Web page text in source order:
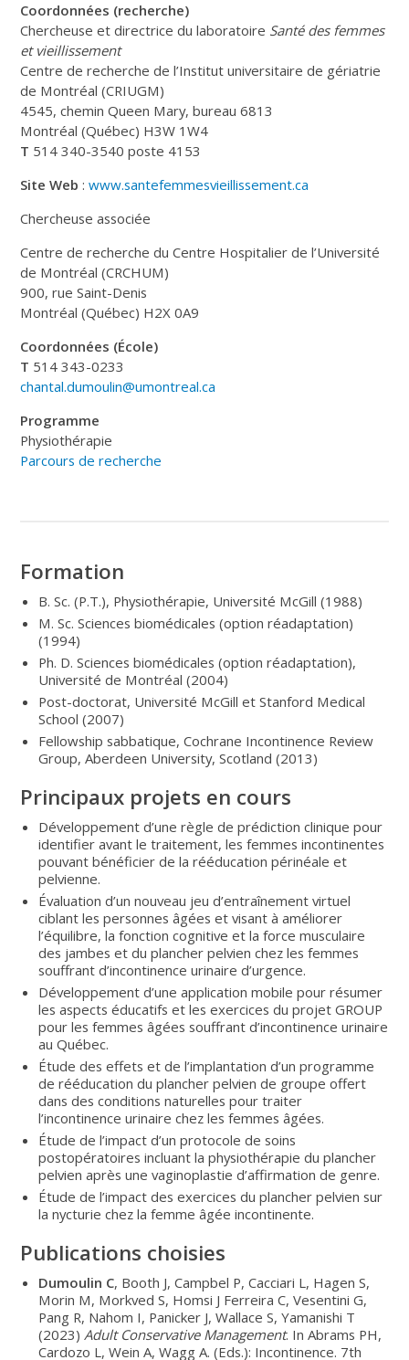
Coordonnées (recherche)
Chercheuse et directrice du laboratoire Santé des femmes
et vieillissement
Centre de recherche de l’Institut universitaire de gériatrie
de Montréal (CRIUGM)
4545, chemin Queen Mary, bureau 6813
Montréal (Québec) H3W 1W4
T 514 340-3540 poste 4153
Site Web :www.santefemmesvieillissement.ca
Chercheuse associée
Centre de recherche du Centre Hospitalier de l’Université
de Montréal (CRCHUM)
900, rue Saint-Denis
Montréal (Québec) H2X 0A9
Coordonnées (École)
T 514 343-0233
chantal.dumoulin@umontreal.ca
Programme
Physiothérapie
Parcours de recherche
Formation
B. Sc. (P.T.), Physiothérapie, Université McGill (1988)
M. Sc. Sciences biomédicales (option réadaptation)
(1994)
Ph. D. Sciences biomédicales (option réadaptation),
Université de Montréal (2004)
Post-doctorat, Université McGill et Stanford Medical
School (2007)
Fellowship sabbatique, Cochrane Incontinence Review
Group, Aberdeen University, Scotland (2013)
Principaux projets en cours
Développement d’une règle de prédiction clinique pour
identifier avant le traitement, les femmes incontinentes
pouvant bénéficier de la rééducation périnéale et
pelvienne.
Évaluation d’un nouveau jeu d’entraînement virtuel
ciblant les personnes âgées et visant à améliorer
l’équilibre, la fonction cognitive et la force musculaire
des jambes et du plancher pelvien chez les femmes
souffrant d’incontinence urinaire d’urgence.
Développement d’une application mobile pour résumer
les aspects éducatifs et les exercices du projet GROUP
pour les femmes âgées souffrant d’incontinence urinaire
au Québec.
Étude des effets et de l’implantation d’un programme
de rééducation du plancher pelvien de groupe offert
dans des conditions naturelles pour traiter
l’incontinence urinaire chez les femmes âgées.
Étude de l’impact d’un protocole de soins
postopératoires incluant la physiothérapie du plancher
pelvien après une vaginoplastie d’affirmation de genre.
Étude de l’impact des exercices du plancher pelvien sur
la nycturie chez la femme âgée incontinente.
Publications choisies
Dumoulin C, Booth J, Campbel P, Cacciari L, Hagen S,
Morin M, Morkved S, Homsi J Ferreira C, Vesentini G,
Pang R, Nahom I, Panicker J, Wallace S, Yamanishi T
(2023)Adult Conservative Management. In Abrams PH,
Cardozo L, Wein A, Wagg A. (Eds.): Incontinence. 7th